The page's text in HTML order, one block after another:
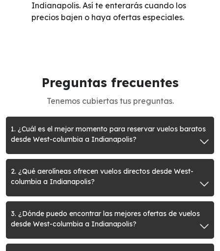
Indianapolis. Así te enterarás cuando los
precios bajen o haya ofertas especiales.
Preguntas frecuentes
Tenemos cubiertas tus preguntas.
1. ¿Cuál es el mejor momento para reservar vuelos baratos
desde West-columbia a Indianapolis?
2. ¿Qué aerolíneas ofrecen vuelos directos desde West-
columbia a Indianapolis?
3. ¿Dónde puedo encontrar las mejores ofertas de vuelos
desde West-columbia a Indianapolis?